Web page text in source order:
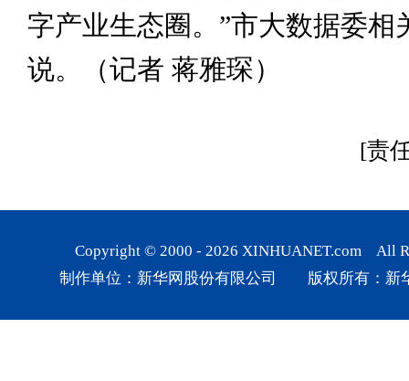
字产业生态圈。”市大数据委相
说。（记者 蒋雅琛）
[责
Copyright © 2000 - 2026 XINHUANET.com All
制作单位：新华网股份有限公司 版权所有：新